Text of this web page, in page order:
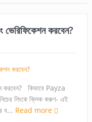
ভেরিফিকেশন করবেন?
করবেন? কিভাবে Payza
লিংকে ক্লিক করুণ- এই
ব... Read more